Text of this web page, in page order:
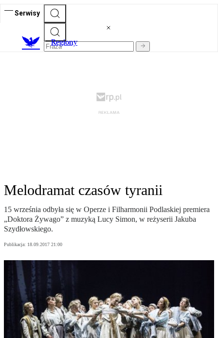
Serwisy
Regiony
Melodramat czasów tyranii
15 września odbyła się w Operze i Filharmonii Podlaskiej premiera
„Doktora Żywago” z muzyką Lucy Simon, w reżyserii Jakuba
Szydłowskiego.
Publikacja: 18.09.2017 21:00